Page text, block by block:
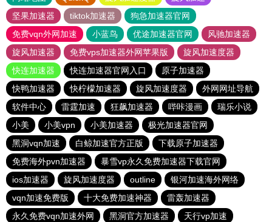
坚果加速器
tiktok加速器
狗急加速器官网
免费vqn外网加速
小蓝鸟 优途加速器官网
风驰加速器
旋风加速器
免费vps加速器外网苹果版
旋风加速度器
快连加速器
快连加速器官网入口
原子加速器
快鸭加速器
快柠檬加速器 旋风加速度器
外网网址导航
软件中心
雷霆加速 狂飙加速器 哔咔漫画
瑞乐小说
小美
小美vpn 小美加速器
极光加速器官网
黑洞vqn加速
白鲸加速官方正版
下载原子加速器
免费海外pvn加速器
暴雪vp永久免费加速器下载官网
ios加速器
旋风加速度器 outline
银河加速海外网络
vqn加速免费版
十大免费加速神器
雷轰加速器
永久免费vqn加速外网
黑洞官方加速器
天行vp加速